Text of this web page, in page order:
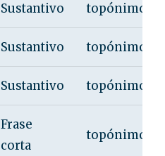
Sustantivo topónimo
Sustantivo topónimo
Sustantivo topónimo
Frase
corta
topónimo